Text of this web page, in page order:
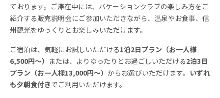
ております。ご滞在中には、バケーションクラブの楽しみ方をご
紹介する販売説明会にご参加いただきながら、温泉やお食事、信
州観光をゆっくりとお楽しみいただけます。
ご宿泊は、気軽にお試しいただける1泊2日プラン（お一人様
6,500円～） または、よりゆったりとお過ごしいただける2泊3日
プラン（お一人様13,000円～） からお選びいただけます。 いずれ
も夕朝食付きでご利用いただけます。